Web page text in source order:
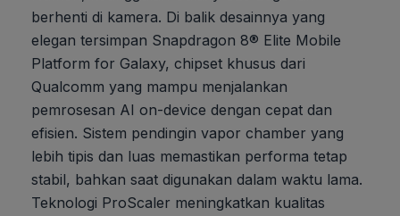
berhenti di kamera. Di balik desainnya yang
elegan tersimpan Snapdragon 8® Elite Mobile
Platform for Galaxy, chipset khusus dari
Qualcomm yang mampu menjalankan
pemrosesan AI on-device dengan cepat dan
efisien. Sistem pendingin vapor chamber yang
lebih tipis dan luas memastikan performa tetap
stabil, bahkan saat digunakan dalam waktu lama.
Teknologi ProScaler meningkatkan kualitas